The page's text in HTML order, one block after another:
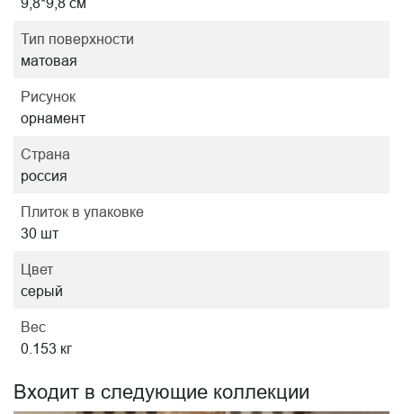
Тип поверхности
матовая
Рисунок
орнамент
Страна
россия
Плиток в упаковке
30 шт
Цвет
серый
Вес
0.153 кг
Входит в следующие коллекции